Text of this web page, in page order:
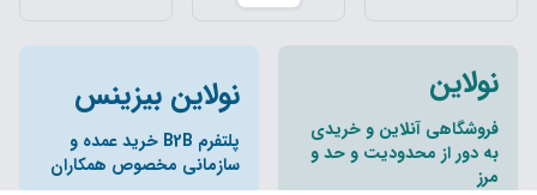
نولاین
فروشگاهی آنلاین و خریدی
به دور از محدودیت و حد و
مرز
نولاین بیزینس
پلتفرم B2B خرید عمده و
سازمانی مخصوص همکاران